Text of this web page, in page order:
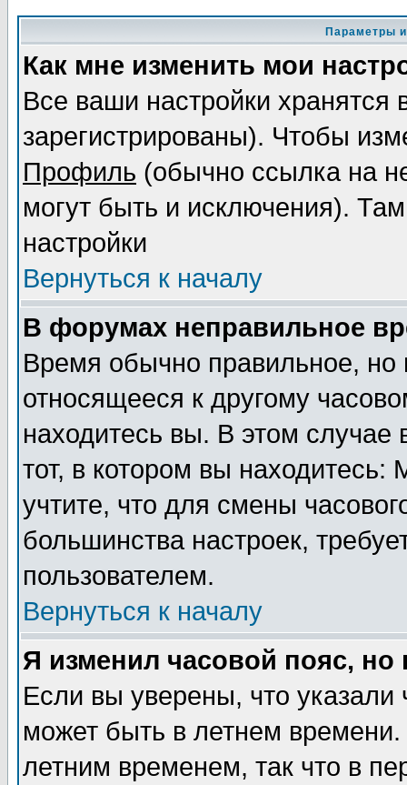
Параметры
Как мне изменить мои
Все ваши настройки
зарегистрированы). Чтобы
Профиль (обычно ссылка на
могут быть и исключения).
настройки
Вернуться к началу
В форумах неправильное
Время обычно правильное,
относящееся к другому
находитесь вы. В этом
тот, в котором вы
учтите, что для смены
большинства настроек,
пользователем.
Вернуться к началу
Я изменил часовой пояс,
Если вы уверены, что указали
может быть в летнем
летним временем, так что в